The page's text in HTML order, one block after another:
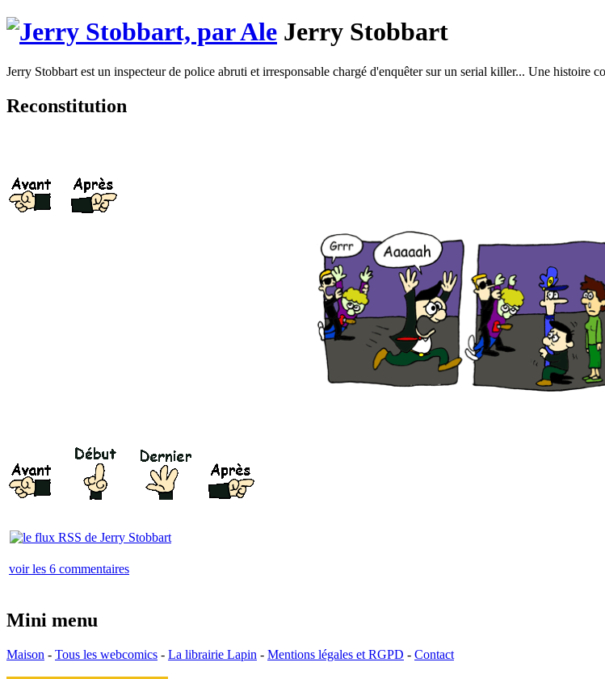
Jerry Stobbart
Jerry Stobbart est un inspecteur de police abruti et irresponsable chargé d'enquêter sur un serial killer... Une histoire
Reconstitution
voir les 6 commentaires
Mini menu
Maison - Tous les webcomics - La librairie Lapin - Mentions légales et RGPD - Contact